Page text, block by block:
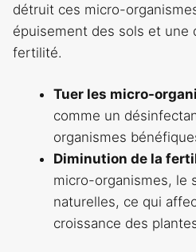
détruit ces micro-
épuisement des sols et une
fertilité.
Tuer les micro-
comme un
organismes
Diminution de la
micro-organismes, le
naturelles, ce qui
croissance des